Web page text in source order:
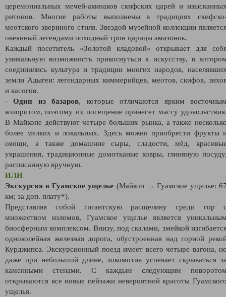
церемониальных мечей-акинаков скифских царей и
ритонов. Многие работы выполнены в традициях
меотского звериного стиля. Звездой музейной коллекции
овеянный легендами походный трон царицы амазонок.
Каждый посетитель «Золотой кладовой» открывает для
уникальную возможность прикоснуться к искусству, в
соединились культура и традиции многих народов,
земли Адыгеи: легендарных киммерийцев, меотов, скифов,
и касогов.
- Один из базаров, которые отличаются ярким
колоритом, поэтому их посещение принесет массу
В Майкопе действуют четыре больших рынка, а также
более мелких и локальных. Здесь можно приобрести фрукты
овощи, а также домашние сыры, сладости, мёд,
украшения, традиционные домотканые ковры, глиняную
расписанную вручную.
ИЛИ
Экскурсия в Гуамское ущелье (Майкоп → Гуамское ущелье:
км; за доп. плату*).
Представляя собой гигантскую расщелину среди гор
множеством изломов, Гуамское ущелье является
биосферным комплексом. Внизу, под скалами, змейкой
одноколейная железная дорога, обустроенная над горной
Курджипса. Экскурсионный поезд имеет всего четыре вагона,
даже при небольшой длине, локомотив успевает скрываться
каменными стенами. С каждым следующим
открываются все новые пейзажи невероятной красоты
ущелья.